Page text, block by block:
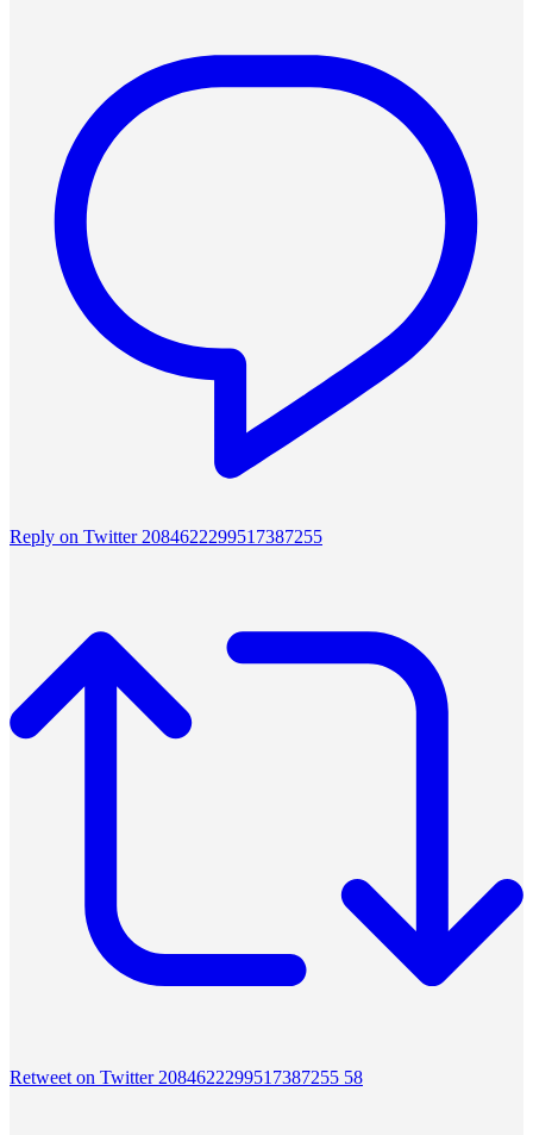
Reply on Twitter 2084622299517387255
Retweet on Twitter 2084622299517387255 58